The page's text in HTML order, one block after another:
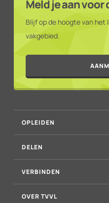
Meld je aan
Blijf op de hoogte van
vakgebied.
OPLEIDEN
DELEN
VERBINDEN
OVER TVVL